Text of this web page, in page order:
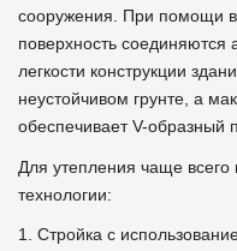
сооружения. При помощи
поверхность
легкости конструкции
неустойчивом грунте, а
обеспечивает V-образный
Для утепления чаще
технологии:
1. Стройка с